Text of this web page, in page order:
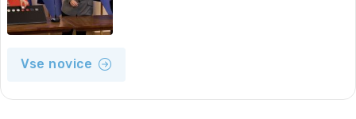
Vse novice